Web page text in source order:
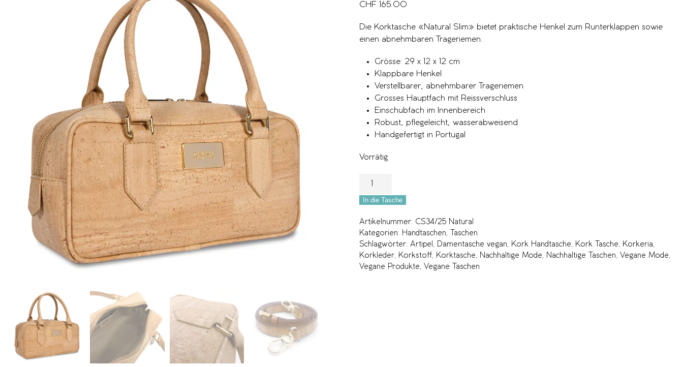
CHF 165.00
Die Korktasche «Natural Slim» bietet praktische Henkel zum Runterklappen sowie
einen abnehmbaren Trageriemen.
Grösse: 29 x 12 x 12 cm
Klappbare Henkel
Verstellbarer, abnehmbarer Trageriemen
Grosses Hauptfach mit Reissverschluss
Einschubfach im Innenbereich
Robust, pflegeleicht, wasserabweisend
Handgefertigt in Portugal
Vorrätig
In die Tasche
Artikelnummer: CS34/25 Natural
Kategorien: Handtaschen,
Taschen
Schlagwörter: Artipel , Damentasche vegan, Kork Handtasche, Kork Tasche, Korkeria,
Korkleder, Korkstoff, Korktasche, Nachhaltige Mode, Nachhaltige Taschen, Vegane Mode,
Vegane Produkte, Vegane Taschen